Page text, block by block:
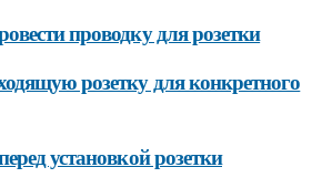
проводку для розетки
розетку для конкретного
установкой розетки